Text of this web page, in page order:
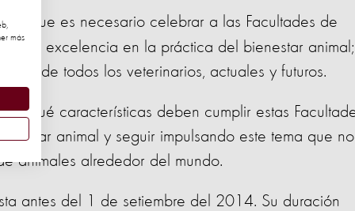
que es necesario celebrar a las Facultades de
su excelencia en la práctica del bienestar animal;
de todos los veterinarios, actuales y futuros.
qué características deben cumplir estas
animal y seguir impulsando este tema que
animales alrededor del mundo.
antes del 1 de setiembre del 2014. Su duración
más